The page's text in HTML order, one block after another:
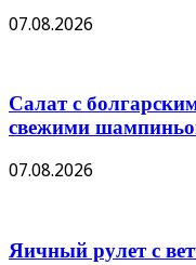
07.08.2026
Салат с
свежими
07.08.2026
Яичный рулет с